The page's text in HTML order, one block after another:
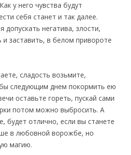
у него чувства будут
себя станет и так далее.
допускать негатива, злости,
и заставить, в белом привороте
сладость возьмите,
следующим днем покормить ею
оставьте гореть, пускай сами
потом можно выбросить. А
будет отлично, если вы станете
в любовной ворожбе, но
магию.